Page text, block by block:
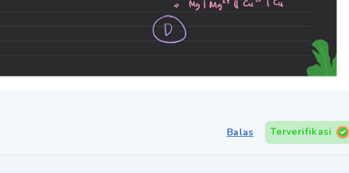
Balas Terverifikasi